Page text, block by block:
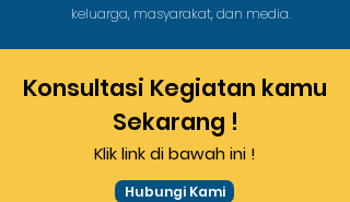
keluarga, masyarakat, dan media.
Konsultasi Kegiatan kamu
Sekarang !
Klik link di bawah ini !
Hubungi Kami